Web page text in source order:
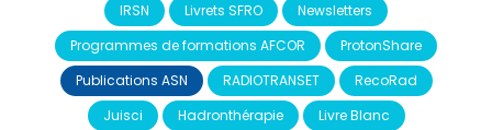
IRSN
Livrets SFRO
Newsletters
Programmes de formations AFCOR
ProtonShare
Publications ASN
RADIOTRANSET
RecoRad
Juisci
Hadronthérapie Livre Blanc